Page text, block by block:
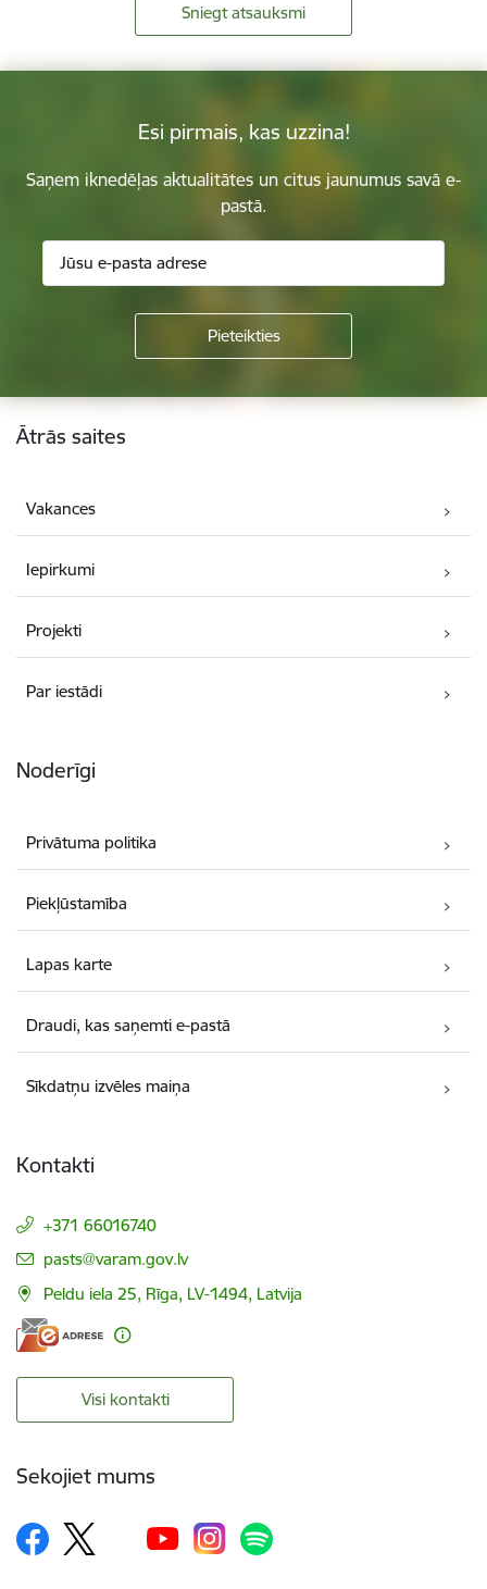
Sniegt atsauksmi
Esi pirmais, kas uzzina!
Saņem iknedēļas aktualitātes un citus jaunumus savā e-
pastā.
Kājene
Ātrās saites
Vakances
Iepirkumi
Projekti
Par iestādi
Noderīgi
Privātuma politika
Piekļūstamība
Lapas karte
Draudi, kas saņemti e-pastā
Sīkdatņu izvēles maiņa
Kontakti
+371 66016740
E-pasts:
pasts@varam.gov.lv
Peldu iela 25, Rīga, LV-1494, Latvija
Visi kontakti
Sekojiet mums